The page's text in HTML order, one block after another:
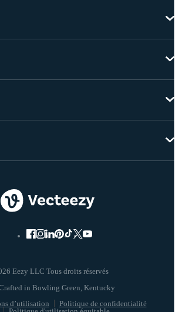
Eezy LLC Tous droits réservés
d’utilisation
Politique de confidentialité